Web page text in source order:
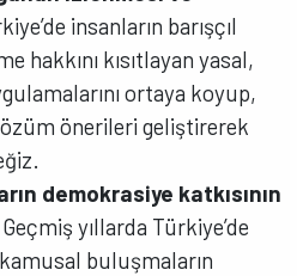
insanların barışçıl
hakkını kısıtlayan yasal,
ortaya koyup,
önerileri geliştirerek
demokrasiye katkısının
Geçmiş yıllarda Türkiye’de
buluşmaların